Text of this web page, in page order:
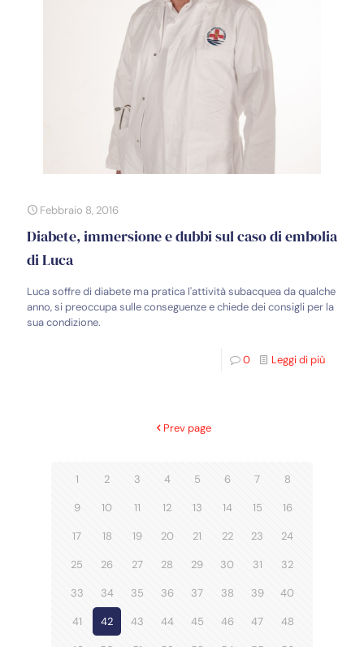
Febbraio 8, 2016
Diabete, immersione e dubbi sul caso di embolia
di Luca
Luca soffre di diabete ma pratica l'attività subacquea da qualche
anno, si preoccupa sulle conseguenze e chiede dei consigli per la
sua condizione.
0 Leggi di più
Prev page
1 2 3 4 5 6 7 8
9 10 11 12 13 14 15 16
17 18 19 20 21 22 23 24
25 26 27 28 29 30 31 32
33 34 35 36 37 38 39 40
41 42 43 44 45 46 47 48